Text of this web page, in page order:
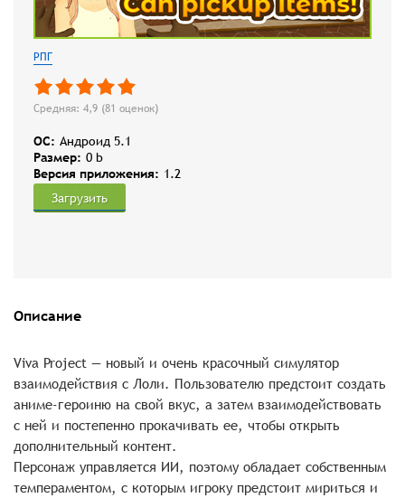
РПГ
Средняя: 4,9 (81 оценок)
OC: Андроид 5.1
Размер: 0 b
Версия приложения: 1.2
Загрузить
Описание
Viva Project — новый и очень красочный симулятор
взаимодействия с Лоли. Пользователю предстоит создать
аниме-героиню на свой вкус, а затем взаимодействовать
с ней и постепенно прокачивать ее, чтобы открыть
дополнительный контент.
Персонаж управляется ИИ, поэтому обладает собственным
темпераментом, с которым игроку предстоит мириться и